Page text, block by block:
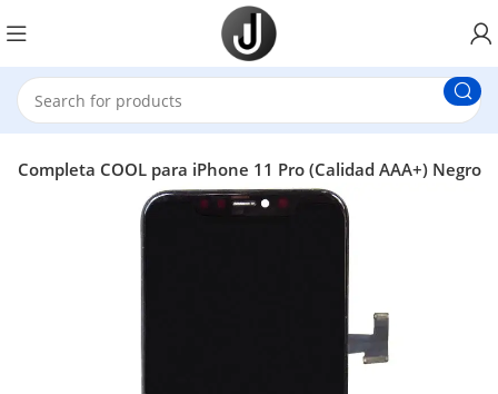
Completa COOL para iPhone 11 Pro (Calidad AAA+) Negro